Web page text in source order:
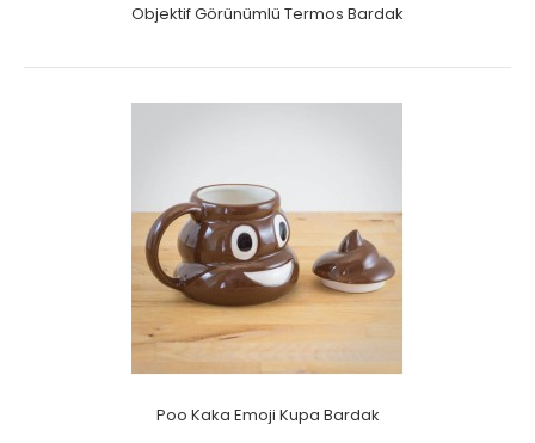
Objektif Görünümlü Termos Bardak
Poo Kaka Emoji Kupa Bardak